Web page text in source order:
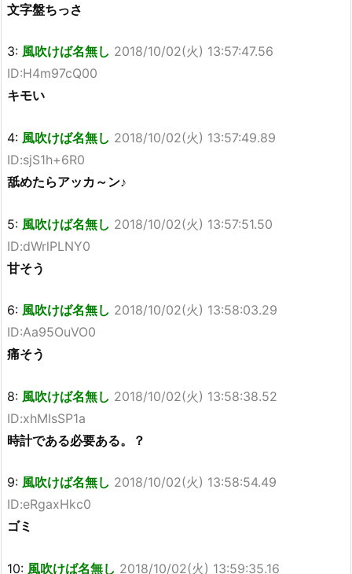
文字盤ちっさ
3: 風吹けば名無し 2018/10/02(火) 13:57:47.56
ID:H4m97cQ00
キモい
4: 風吹けば名無し 2018/10/02(火) 13:57:49.89
ID:sjS1h+6R0
舐めたらアッカ～ン♪
5: 風吹けば名無し 2018/10/02(火) 13:57:51.50
ID:dWrlPLNY0
甘そう
6: 風吹けば名無し 2018/10/02(火) 13:58:03.29
ID:Aa95OuVO0
痛そう
8: 風吹けば名無し 2018/10/02(火) 13:58:38.52
ID:xhMIsSP1a
時計である必要ある。？
9: 風吹けば名無し 2018/10/02(火) 13:58:54.49
ID:eRgaxHkc0
ゴミ
10: 風吹けば名無し 2018/10/02(火) 13:59:35.16